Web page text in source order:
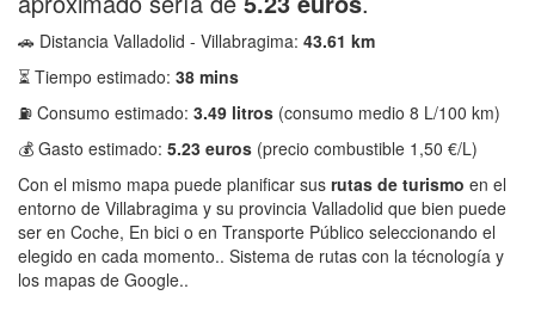
🚗 Distancia Valladolid - Villabragima: 43.61 km
⏳ Tiempo estimado: 38 mins
⛽ Consumo estimado: 3.49 litros (consumo medio 8 L/100 km)
💰 Gasto estimado: 5.23 euros (precio combustible 1,50 €/L)
Con el mismo mapa puede planificar sus rutas de turismo en el
entorno de Villabragima y su provincia Valladolid que bien puede
ser en Coche, En bici o en Transporte Público seleccionando el
elegido en cada momento.. Sistema de rutas con la técnología y
los mapas de Google..